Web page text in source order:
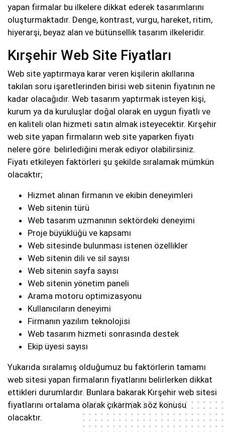
yapan firmalar bu ilkelere dikkat ederek tasarımlarını
oluşturmaktadır. Denge, kontrast, vurgu, hareket, ritim,
hiyerarşi, beyaz alan ve bütünsellik tasarım ilkeleridir.
Kırşehir Web Site Fiyatları
Web site yaptırmaya karar veren kişilerin akıllarına
takılan soru işaretlerinden birisi web sitenin fiyatının ne
kadar olacağıdır. Web tasarım yaptırmak isteyen kişi,
kurum ya da kuruluşlar doğal olarak en uygun fiyatlı ve
en kaliteli olan hizmeti satın almak isteyecektir. Kırşehir
web site yapan firmaların web site yaparken fiyatı
nelere göre belirlediğini merak ediyor olabilirsiniz.
Fiyatı etkileyen faktörleri şu şekilde sıralamak mümkün
olacaktır;
Hizmet alınan firmanın ve ekibin deneyimleri
Web sitenin türü
Web tasarım uzmanının sektördeki deneyimi
Proje büyüklüğü ve kapsamı
Web sitesinde bulunması istenen özellikler
Web sitenin dili ve sil sayısı
Web sitenin sayfa sayısı
Web sitenin yönetim paneli
Arama motoru optimizasyonu
Kullanıcıların deneyimi
Firmanın yazılım teknolojisi
Web tasarım hizmeti sonrasında destek
Ekip üyesi sayısı
Yukarıda sıralamış olduğumuz bu faktörlerin tamamı
web sitesi yapan firmaların fiyatlarını belirlerken dikkat
ettikleri durumlardır. Bunlara bakarak Kırşehir web sitesi
fiyatlarını ortalama olarak çıkarmak söz konusu
olacaktır.